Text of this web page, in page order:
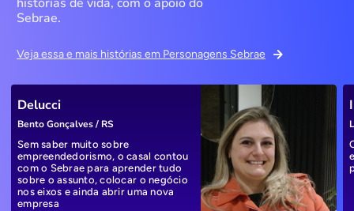
histórias de vida, com o apoio do
Sebrae.
Veja essa e mais histórias em Personagens Sebrae
Delucci
Bento Gonçalves / RS
Sem saber muito sobre
empreendedorismo, o casal contou
com o Sebrae para aprender tudo
sobre o assunto, colocar o negócio
nos eixos e ainda abrir uma nova
empresa